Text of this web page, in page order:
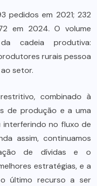
pedidos em 2021; 232
em 2024. O volume
cadeia produtiva:
rurais pessoa
setor.
combinado à
de produção e a uma
interferindo no fluxo de
assim, continuamos
de dívidas e o
estratégias, e a
último recurso a ser